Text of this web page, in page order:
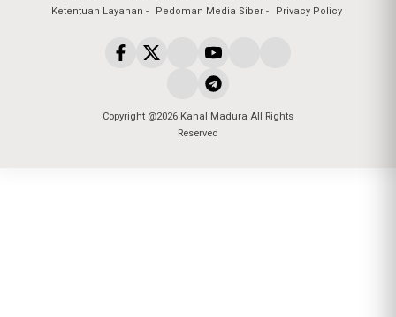
Ketentuan Layanan
Pedoman Media Siber Privacy Policy
Copyright @2026 Kanal Madura All Rights
Reserved